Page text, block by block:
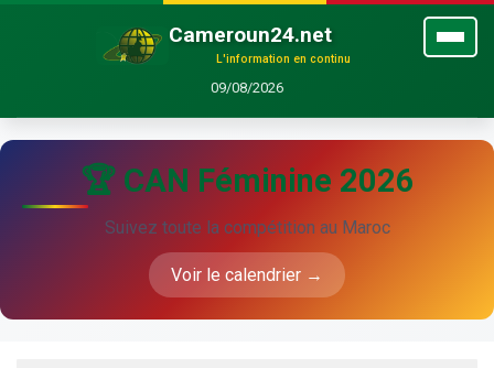
Cameroun24.net
L'information en continu
09/08/2026
🏆 CAN Féminine 2026
Suivez toute la compétition au Maroc
Voir le calendrier →